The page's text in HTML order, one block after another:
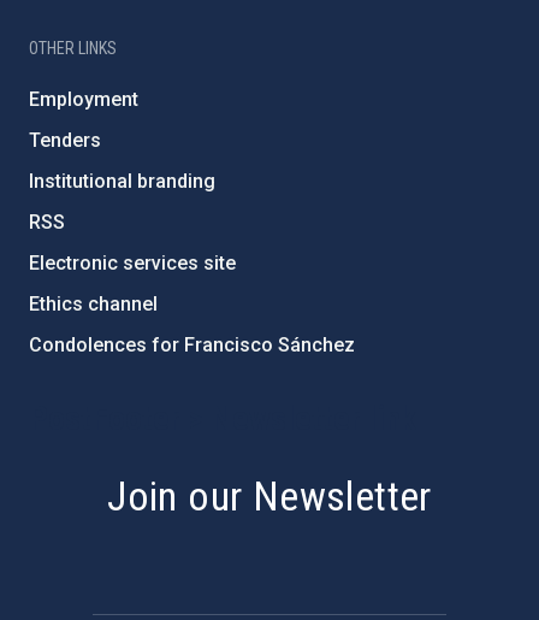
OTHER LINKS
Employment
Tenders
Institutional branding
RSS
Electronic services site
Ethics channel
Condolences for Francisco Sánchez
Join our Newsletter